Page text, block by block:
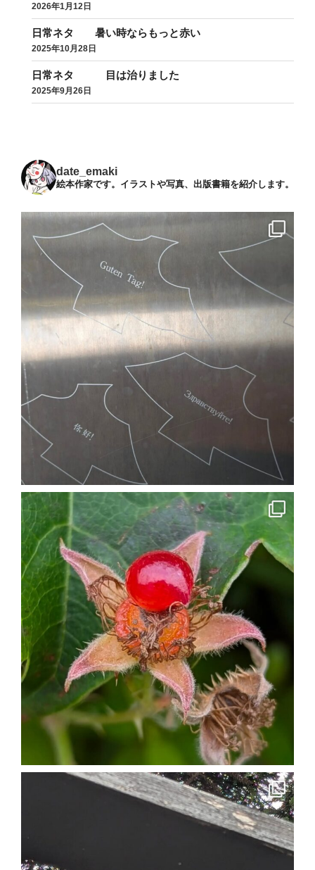
2026年1月12日
日常ネタ 暑い時ならもっと赤い
2025年10月28日
日常ネタ 目は治りました
2025年9月26日
date_emaki
絵本作家です。イラストや写真、出版書籍を紹介します。